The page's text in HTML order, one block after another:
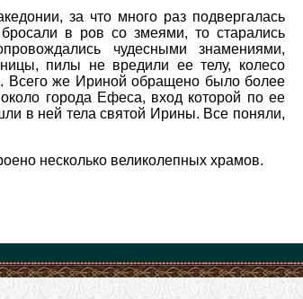
за что много раз подвергалась
в ров со змеями, то старались
чудесными знамениями,
пилы не вредили ее телу, колесо
Всего же Ириной обращено было более
города Ефеса, вход которой по ее
в ней тела святой Ирины. Все поняли,
несколько великолепных храмов.